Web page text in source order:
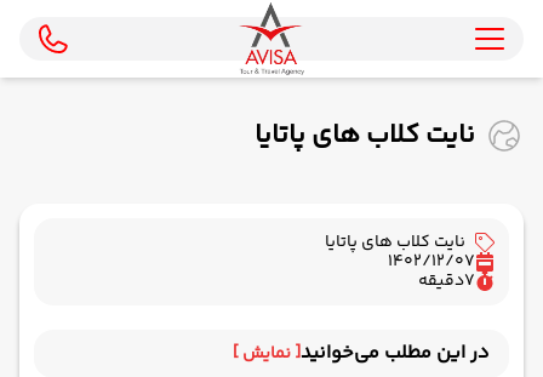
نایت کلاب های پاتایا
نایت کلاب های پاتایا
1402/12/07
7دقیقه
در این مطلب می‌خوانید[ نمایش ]